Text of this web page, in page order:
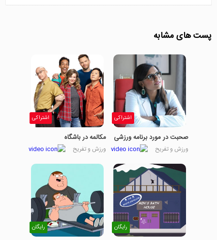
پرتغال امشب اصلا نتونسته راحت
حمله از آزمون شروع میشه و پرتغال
دوباره به درد سر میوفته، آیا این گل
پاتریشیا از دروازه اومده بیرون و توپ
میخوره به کنار تور بیرونی دروازه
تمام میشه همه چیز اینجا در
سارانسک
Portugal have never been
able to relax tonight
It's on by Azmoon and
Portugal looking trouble again
is this the moment
Where Patricia's off his line
and is into the side netting on
the far side of the ground
It's all over it's finished here in
Saransk
Iran one Portugal one
پست های مشابه
اشتراکی
صحبت در مورد برنامه ورزشی
ورزش و تفریح
اشتراکی
مکالمه در باشگاه
ورزش و تفریح
رایگان رایگان